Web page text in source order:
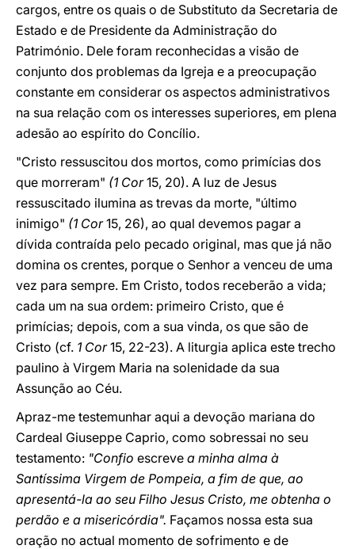
cargos, entre os quais o de Substituto da Secretaria de
Estado e de Presidente da Administração do
Património. Dele foram reconhecidas a visão de
conjunto dos problemas da Igreja e a preocupação
constante em considerar os aspectos administrativos
na sua relação com os interesses superiores, em plena
adesão ao espírito do Concílio.
"Cristo ressuscitou dos mortos, como primícias dos
que morreram" (1 Cor15, 20). A luz de Jesus
ressuscitado ilumina as trevas da morte, "último
inimigo" (1 Cor15, 26), ao qual devemos pagar a
dívida contraída pelo pecado original, mas que já não
domina os crentes, porque o Senhor a venceu de uma
vez para sempre. Em Cristo, todos receberão a vida;
cada um na sua ordem: primeiro Cristo, que é
primícias; depois, com a sua vinda, os que são de
Cristo (cf. 1 Cor15, 22-23). A liturgia aplica este trecho
paulino à Virgem Maria na solenidade da sua
Assunção ao Céu.
Apraz-me testemunhar aqui a devoção mariana do
Cardeal Giuseppe Caprio, como sobressai no seu
testamento: "Confio escreve a minha alma à
Santíssima Virgem de Pompeia, a fim de que, ao
apresentá-la ao seu Filho Jesus Cristo, me obtenha o
perdão e a misericórdia". Façamos nossa esta sua
oração no actual momento de sofrimento e de